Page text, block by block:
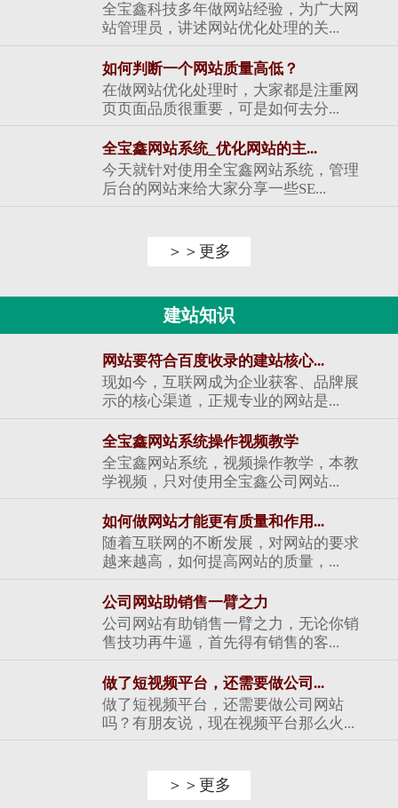
全宝鑫科技多年做网站经验，为广大网
站管理员，讲述网站优化处理的关...
如何判断一个网站质量高低？
在做网站优化处理时，大家都是注重网
页页面品质很重要，可是如何去分...
全宝鑫网站系统_优化网站的主...
今天就针对使用全宝鑫网站系统，管理
后台的网站来给大家分享一些SE...
＞＞更多
建站知识
网站要符合百度收录的建站核心...
现如今，互联网成为企业获客、品牌展
示的核心渠道，正规专业的网站是...
全宝鑫网站系统操作视频教学
全宝鑫网站系统，视频操作教学，本教
学视频，只对使用全宝鑫公司网站...
如何做网站才能更有质量和作用...
随着互联网的不断发展，对网站的要求
越来越高，如何提高网站的质量，...
公司网站助销售一臂之力
公司网站有助销售一臂之力，无论你销
售技功再牛逼，首先得有销售的客...
做了短视频平台，还需要做公司...
做了短视频平台，还需要做公司网站
吗？有朋友说，现在视频平台那么火...
＞＞更多